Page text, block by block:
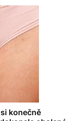
konečně